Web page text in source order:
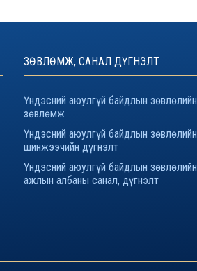
ЗӨВЛӨМЖ, САНАЛ ДҮГНЭЛТ
Үндэсний аюулгүй байдлын зөвлөлийн
зөвлөмж
Үндэсний аюулгүй байдлын зөвлөлийн
шинжээчийн дүгнэлт
Үндэсний аюулгүй байдлын зөвлөлийн
ажлын албаны санал, дүгнэлт